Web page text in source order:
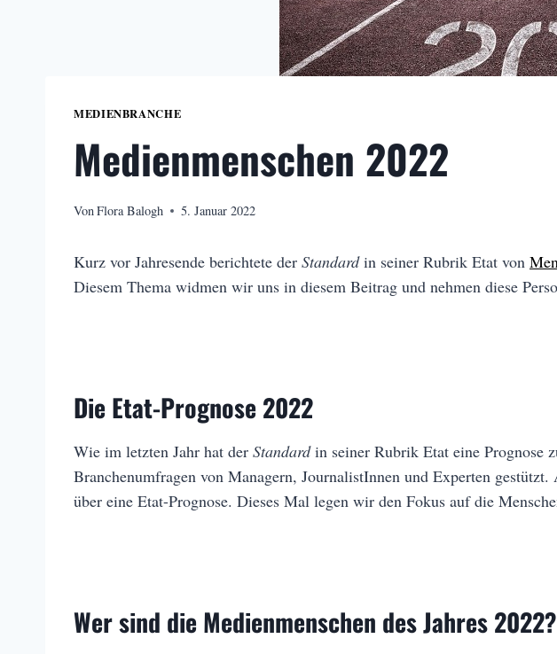
MEDIENBRANCHE
Medienmenschen 2022
VonFlora Balogh 5. Januar 2022
Kurz vor Jahresende berichtete der Standardin seiner Rubrik Etat von
Diesem Thema widmen wir uns in diesem Beitrag und nehmen diese
Die Etat-Prognose 2022
Wie im letzten Jahr hat der Standardin seiner Rubrik Etat eine Prognose
Branchenumfragen von Managern, JournalistInnen und Experten
über eine Etat-Prognose. Dieses Mal legen wir den Fokus auf die
Wer sind die Medienmenschen des Jahres 2022?